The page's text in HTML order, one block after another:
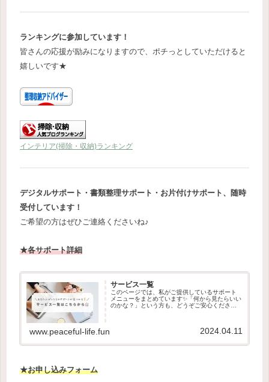
ランキングに参加しています！
皆さんの応援が励みになりますので、ポチっとしていただけると
嬉しいです★
インテリア(掃除・収納)ランキング
デジタルサポート・書類整理サポート・お片付けサポート、随時
受付しています！
ご希望の方はぜひご連絡くださいね♪
★各サポート詳細
サービス一覧
このページでは、私がご提供しているサポート
メニューをまとめています✨「何から見たらいい
のかな？」という方も、どうぞご安心ください
www.peaceful-life.fun 2024.04.11
★お申し込みフォーム